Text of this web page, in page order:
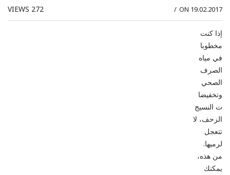
ON 19.02.2017
/
272
VIEWS
إذا كنت
مخطوبا
في مياه
الصرف
الصحي
وتخفيضا
ت النسيج
الزحف، لا
تتعجل
لرميها.
من هذه،
يمكنك